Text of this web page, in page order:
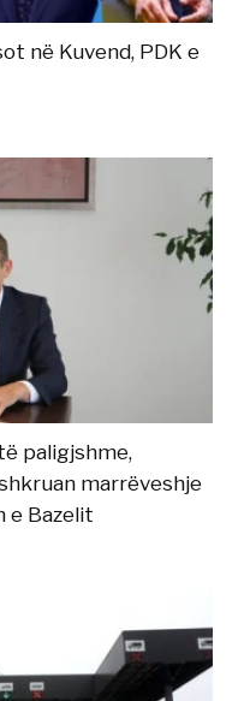
në Kuvend, PDK e
paligjshme,
marrëveshje
e Bazelit